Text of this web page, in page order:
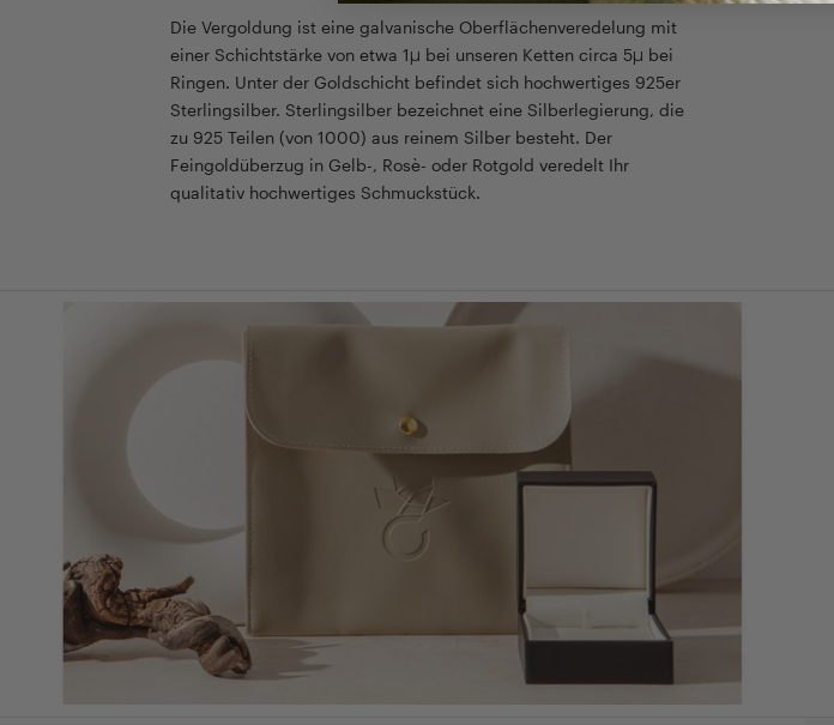
Die Vergoldung ist eine galvanische Oberflächenveredelung mit
einer Schichtstärke von etwa 1µ bei unseren Ketten circa 5µ bei
Ringen. Unter der Goldschicht befindet sich hochwertiges 925er
Sterlingsilber. Sterlingsilber bezeichnet eine Silberlegierung, die
zu 925 Teilen (von 1000) aus reinem Silber besteht. Der
Feingoldüberzug in Gelb-, Rosè- oder Rotgold veredelt Ihr
qualitativ hochwertiges Schmuckstück.